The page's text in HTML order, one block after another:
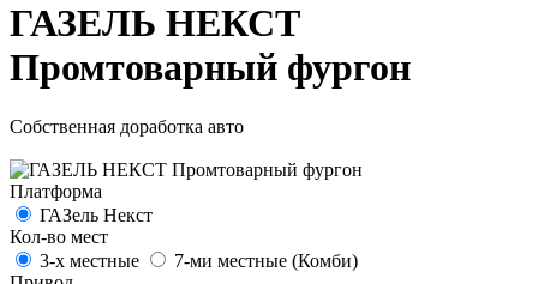
ГАЗЕЛЬ НЕКСТ
Промтоварный фургон
Собственная доработка авто
Платформа
ГАЗель Некст
Кол-во мест
3-х местные
7-ми местные (Комби)